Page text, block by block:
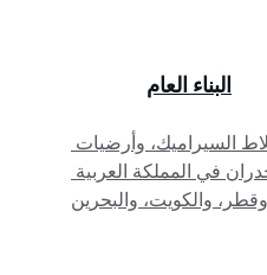
البناء العام
السيراميك، وأرضيات
في المملكة العربية
والكويت، والبحرين